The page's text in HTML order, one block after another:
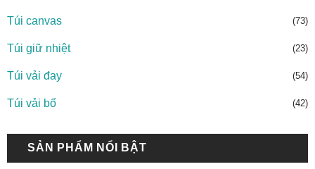
Túi canvas (73)
Túi giữ nhiệt (23)
Túi vải đay (54)
Túi vải bố (42)
SẢN PHẨM NỔI BẬT